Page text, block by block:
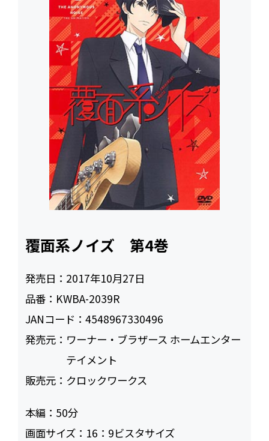
覆面系ノイズ 第4巻
発売日： 2017年10月27日
品番： KWBA-2039R
JANコード：4548967330496
発売元： ワーナー・ブラザース ホームエンター
テイメント
販売元： クロックワークス
本編： 50
画面サイズ： 16：9ビスタサイズ